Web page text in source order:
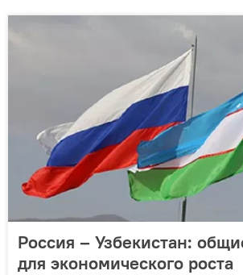
Россия – Узбекистан:
для экономического роста